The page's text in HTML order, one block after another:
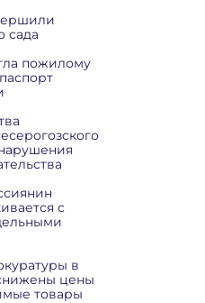
сада
пожилому
с
в
цены
товары